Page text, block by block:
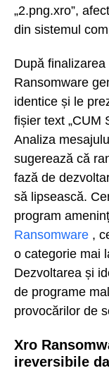
„2.png.xro”,
din sistemul
După
Ransomware
identice și le
fișier text „CUM
Analiza
sugerează că
fază de
să lipsească.
program
Ransomware ,
o categorie mai
Dezvoltarea și
de programe
provocărilor de
Xro
ireversibile